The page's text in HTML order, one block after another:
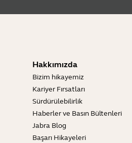
Hakkımızda
Bizim hikayemiz
Kariyer Fırsatları
Sürdürülebilirlik
Haberler ve Basın Bültenleri
Jabra Blog
Başarı Hikayeleri